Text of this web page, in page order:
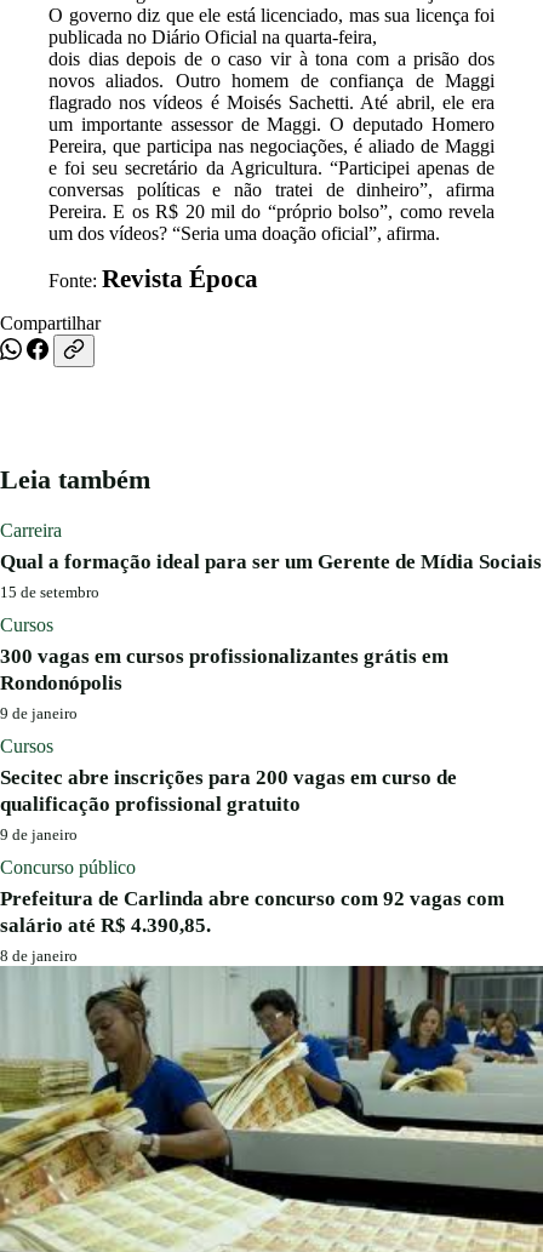
O governo diz que ele está licenciado, mas sua licença foi
publicada no Diário Oficial na quarta-feira,
dois dias depois de o caso vir à tona com a prisão dos
novos aliados. Outro homem de confiança de Maggi
flagrado nos vídeos é Moisés Sachetti. Até abril, ele era
um importante assessor de Maggi. O deputado Homero
Pereira, que participa nas negociações, é aliado de Maggi
e foi seu secretário da Agricultura. “Participei apenas de
conversas políticas e não tratei de dinheiro”, afirma
Pereira. E os R$ 20 mil do “próprio bolso”, como revela
um dos vídeos? “Seria uma doação oficial”, afirma.
Fonte: Revista Época
Compartilhar
Leia também
Carreira
Qual a formação ideal para ser um Gerente de Mídia Sociais
15 de setembro
Cursos
300 vagas em cursos profissionalizantes grátis em
Rondonópolis
9 de janeiro
Cursos
Secitec abre inscrições para 200 vagas em curso de
qualificação profissional gratuito
9 de janeiro
Concurso público
Prefeitura de Carlinda abre concurso com 92 vagas com
salário até R$ 4.390,85.
8 de janeiro